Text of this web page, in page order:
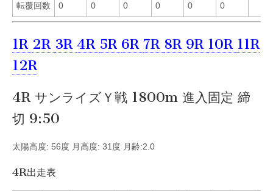
転覆回数 0 0 0 0 0 0
1R 2R 3R 4R 5R 6R 7R 8R 9R 10R 11R
12R
4R サンライズＹ戦 1800m 進入固定 締
切 9:50
太陽高度: 56度 月高度: 31度 月齢:2.0
4R出走表